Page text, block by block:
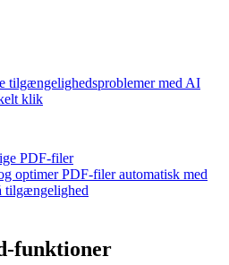
tilgængelighedsproblemer med AI
klik
PDF-filer
optimer PDF-filer automatisk med
tilgængelighed
funktioner